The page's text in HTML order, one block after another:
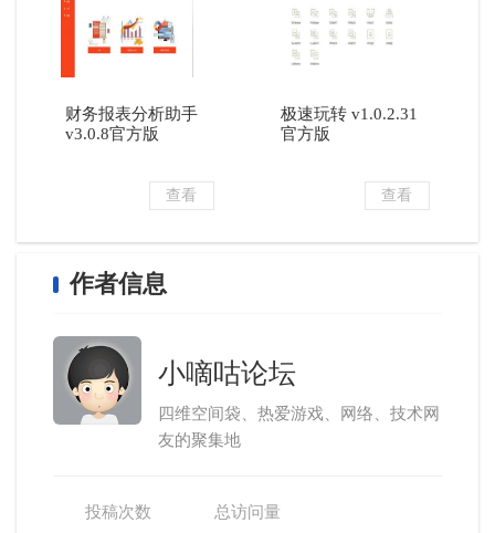
财务报表分析助手
v3.0.8官方版
查看
极速玩转 v1.0.2.31
官方版
查看
作者信息
小嘀咕论坛
四维空间袋、热爱游戏、网络、技术网
友的聚集地
投稿次数 总访问量